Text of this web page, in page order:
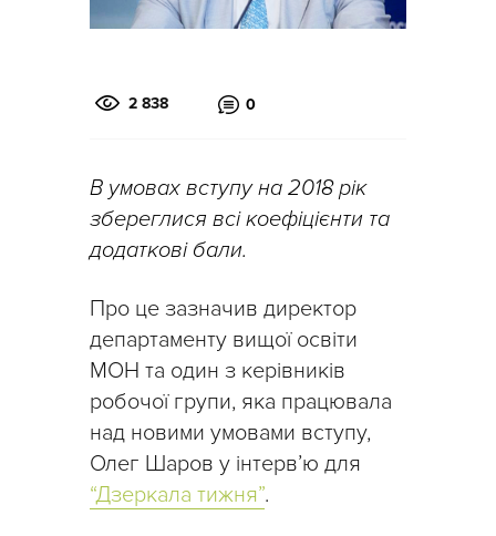
2 838 0
В умовах вступу на 2018 рік
збереглися всі коефіцієнти та
додаткові бали.
Про це зазначив директор
департаменту вищої освіти
МОН та один з керівників
робочої групи, яка працювала
над новими умовами вступу,
Олег Шаров у інтерв’ю для
“Дзеркала тижня”.